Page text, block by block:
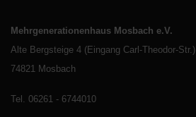
Mehrgenerationenhaus Mosbach e.V.
Alte Bergsteige 4 (Eingang Carl-Theodor-Str.)
74821 Mosbach
Tel. 06261 - 6744010